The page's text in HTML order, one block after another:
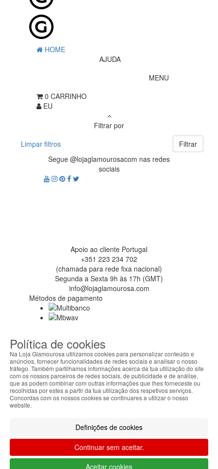
HOME
AJUDA
MENU
0 CARRINHO
EU
Filtrar por
Limpar filtros
Filtrar
Segue @lojaglamourosacom nas redes
sociais
Apoio ao cliente Portugal
+351 223 234 702
(chamada para rede fixa nacional)
Segunda a Sexta 9h às 17h (GMT)
info@lojaglamourosa.com
Métodos de pagamento
Política de cookies
Na Loja Glamourosa utilizamos cookies para personalizar conteúdo e
anúncios, fornecer funcionalidades de redes sociais e analisar o nosso
tráfego. Também partilhamos informações acerca da tua utilização do site
com os nossos parceiros de redes sociais, de publicidade e de análise,
que as podem combinar com outras informações que lhes forneceste ou
recolhidas por estes a partir da tua utilização dos respetivos serviços.
Concordas com os nossos cookies se continuares a utilizar o nosso
website.
Definições de cookies
Continuar sem aceitar.
Aceitar cookies